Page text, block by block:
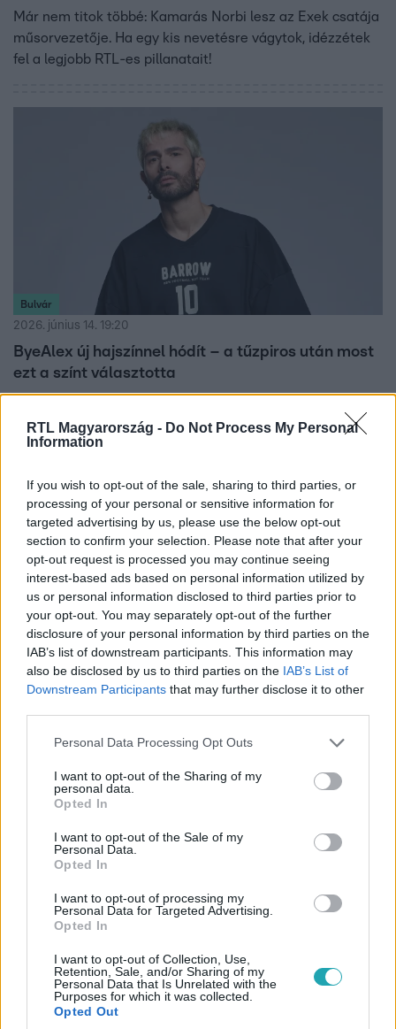
RTL Magyarország - Do Not Process My Personal
Information
If you wish to opt-out of the sale, sharing to third parties, or
processing of your personal or sensitive information for
targeted advertising by us, please use the below opt-out
section to confirm your selection. Please note that after your
opt-out request is processed you may continue seeing
interest-based ads based on personal information utilized by
us or personal information disclosed to third parties prior to
your opt-out. You may separately opt-out of the further
disclosure of your personal information by third parties on the
IAB’s list of downstream participants. This information may
also be disclosed by us to third parties on the IAB’s List of
Downstream Participants that may further disclose it to other
Please note that this website/app uses one or more Google
not limited to your visit or usage behaviour. You may click to
grant or deny consent to Google and its third-party tags to
use your data for below specified purposes in below Google
consent section.
Personal Data Processing Opt Outs
I want to opt-out of the Sharing of my
personal data.
Opted In
I want to opt-out of the Sale of my
Personal Data.
Opted In
I want to opt-out of processing my
Personal Data for Targeted Advertising.
Opted In
I want to opt-out of Collection, Use,
Retention, Sale, and/or Sharing of my
Personal Data that Is Unrelated with the
Purposes for which it was collected.
Opted Out
Már nem titok többé: Kamarás Norbi lesz az Exek csatája
műsorvezetője. Ha egy kis nevetésre vágytok, idézzétek
fel a legjobb RTL-es pillanatait!
Bulvár
2026. június 14. 19:20
ByeAlex új hajszínnel hódít – a tűzpiros után most
ezt a színt választotta
ByeAlex megint változtatott a külsején, új hajszínét pedig
már meg is mutatta a rajongóknak. Az énekes az X-
Faktor előtt frissítette fel a megjelenését.
Bulvár
2026. június 8. 5:30
Ember Márk elárulta: ez a döntés a karrierjét is
Ember Márk új külsővel lepte meg követőit, és azt is
elárulta, hogy a változás akár a karrierjére is hatással
lehetett volna. Te mit szólsz az átalakuláshoz?